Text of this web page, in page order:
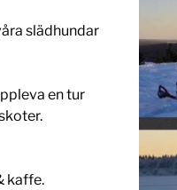
slädhundar
en tur
kaffe.